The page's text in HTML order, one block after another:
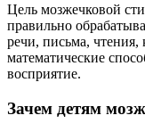
Цель мозжечковой
правильно
речи, письма,
математические
восприятие.
Зачем детям